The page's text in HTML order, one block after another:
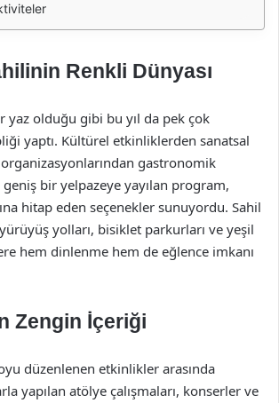
Renkli Dünyası
yaz olduğu gibi bu yıl da pek çok
yaptı. Kültürel etkinliklerden sanatsal
gastronomik
bir yelpazeye yayılan program,
hitap eden seçenekler sunuyordu. Sahil
yolları, bisiklet parkurları ve yeşil
hem dinlenme hem de eğlence imkanı
Zengin İçeriği
düzenlenen etkinlikler arasında
yapılan atölye çalışmaları, konserler ve